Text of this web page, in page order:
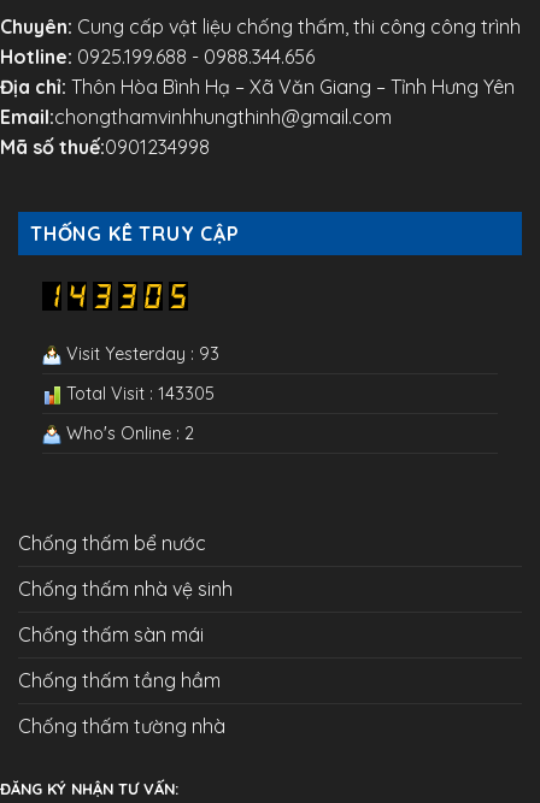
Chuyên: Cung cấp vật liệu chống thấm, thi công công trình
Hotline: 0925.199.688 - 0988.344.656
Địa chỉ: Thôn Hòa Bình Hạ – Xã Văn Giang – Tỉnh Hưng Yên
Email:chongthamvinhhungthinh@gmail.com
Mã số thuế:0901234998
THỐNG KÊ TRUY CẬP
Visit Yesterday : 93
Total Visit : 143305
Who's Online : 2
Chống thấm bể nước
Chống thấm nhà vệ sinh
Chống thấm sàn mái
Chống thấm tầng hầm
Chống thấm tường nhà
ĐĂNG KÝ NHẬN TƯ VẤN: